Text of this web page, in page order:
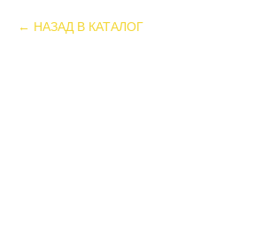
НАЗАД В КАТАЛОГ